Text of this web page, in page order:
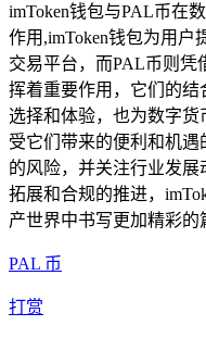
imToken钱包与PAL币在
作用,imToken钱包为用户
交易平台，而PAL币则凭
挥着重要作用，它们的
选择和体验，也为数字
受它们带来的便利和机
的风险，并关注行业发
拓展和合规的推进，
产世界中书写更加精彩的
PAL 币
打赏